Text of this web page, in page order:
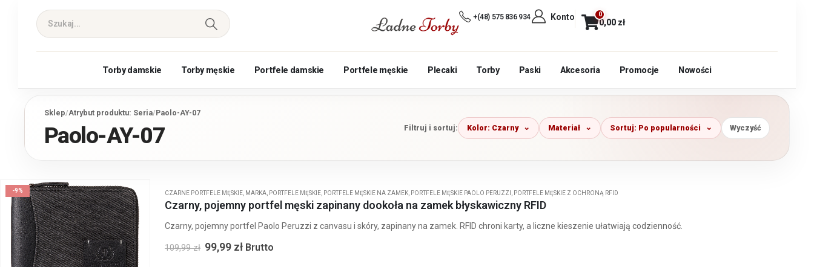
+(48) 575 836 934 Konto 0
0,00 zł
Torby damskie Torby męskie Portfele damskie Portfele męskie Plecaki Torby Paski Akcesoria Promocje Nowości
Sklep/Atrybut produktu: Seria/Paolo-AY-07
Paolo-AY-07 Filtruj i sortuj: Kolor: Czarny Materiał Sortuj: Po popularności Wyczyść
-9% CZARNE PORTFELE MĘSKIE MARKA PORTFELE MĘSKIE PORTFELE MĘSKIE NA ZAMEK PORTFELE MĘSKIE PAOLO PERUZZI PORTFELE MĘSKIE Z OCHRONĄ RFID
Czarny, pojemny portfel męski zapinany dookoła na zamek błyskawiczny RFID
Czarny, pojemny portfel Paolo Peruzzi z canvasu i skóry, zapinany na zamek. RFID chroni karty, a liczne kieszenie ułatwiają codzienność.
109,99zł 99,99 zł Brutto